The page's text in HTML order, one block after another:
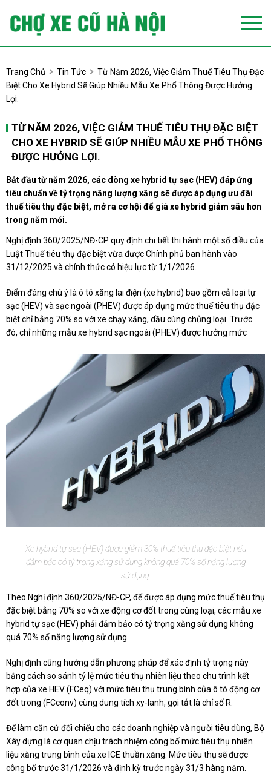
Trang Chủ Tin Tức
Từ Năm 2026, Việc Giảm Thuế Tiêu Thụ Đặc
Biệt Cho Xe Hybrid Sẽ Giúp Nhiều Mẫu Xe Phổ Thông Được Hưởng
Lợi.
TỪ NĂM 2026, VIỆC GIẢM THUẾ TIÊU THỤ ĐẶC BIỆT
CHO XE HYBRID SẼ GIÚP NHIỀU MẪU XE PHỔ THÔNG
ĐƯỢC HƯỞNG LỢI.
Bắt đầu từ năm 2026, các dòng xe hybrid tự sạc (HEV) đáp ứng
tiêu chuẩn về tỷ trọng năng lượng xăng sẽ được áp dụng ưu đãi
thuế tiêu thụ đặc biệt, mở ra cơ hội để giá xe hybrid giảm sâu hơn
trong năm mới.
Nghị định 360/2025/NĐ-CP quy định chi tiết thi hành một số điều của
Luật Thuế tiêu thụ đặc biệt vừa được Chính phủ ban hành vào
31/12/2025 và chính thức có hiệu lực từ 1/1/2026.
Điểm đáng chú ý là ô tô xăng lai điện (xe hybrid) bao gồm cả loại tự
sạc (HEV) và sạc ngoài (PHEV) được áp dụng mức thuế tiêu thụ đặc
biệt chỉ bằng 70% so với xe chạy xăng, dầu cùng chủng loại. Trước
đó, chỉ những mẫu xe hybrid sạc ngoài (PHEV) được hưởng mức
Xe hybrid tự sạc (HEV) được giảm 30% thuế tiêu thụ đặc biệt nếu
đảm bảo có tỷ trọng xăng sử dụng không quá 70% số năng lượng
sử dụng.
Theo Nghị định 360/2025/NĐ-CP, để được áp dụng mức thuế tiêu thụ
đặc biệt bằng 70% so với xe động cơ đốt trong cùng loại, các mẫu xe
hybrid tự sạc (HEV) phải đảm bảo có tỷ trọng xăng sử dụng không
quá 70% số năng lượng sử dụng.
Nghị định cũng hướng dẫn phương pháp để xác định tỷ trọng này
bằng cách so sánh tỷ lệ mức tiêu thụ nhiên liệu theo chu trình kết
hợp của xe HEV (FCeq) với mức tiêu thụ trung bình của ô tô động cơ
đốt trong (FCconv) cùng dung tích xy-lanh, gọi tắt là chỉ số R.
Để làm căn cứ đối chiếu cho các doanh nghiệp và người tiêu dùng, Bộ
Xây dựng là cơ quan chịu trách nhiệm công bố mức tiêu thụ nhiên
liệu xăng trung bình của xe ICE thuần xăng. Mức tiêu thụ sẽ được
công bố trước 31/1/2026 và định kỳ trước ngày 31/3 hàng năm.